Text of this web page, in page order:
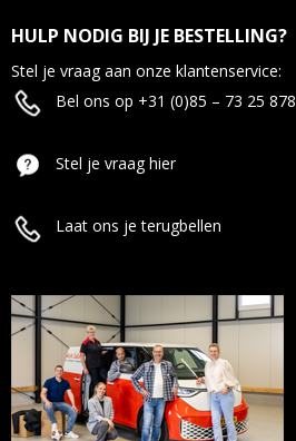
HULP NODIG BIJ JE BESTELLING?
Stel je vraag aan onze klantenservice:
Bel ons op +31 (0)85 – 73 25 878
Stel je vraag hier
Laat ons je terugbellen